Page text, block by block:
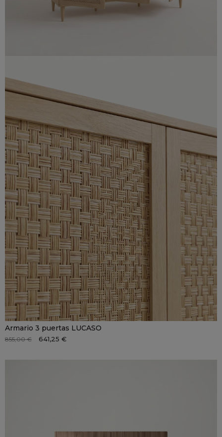
Armario 3 puertas LUCASO
855,00 € 641,25 €